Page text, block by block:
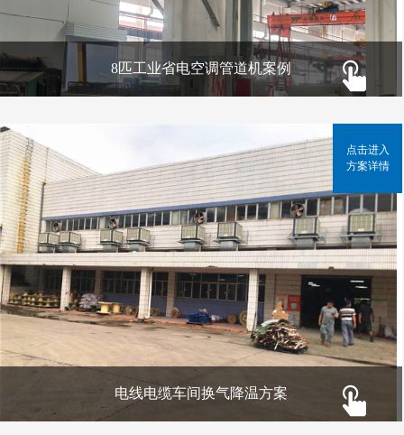
8匹工业省电空调管道机案例
电线电缆车间换气降温方案
点击进入
方案详情